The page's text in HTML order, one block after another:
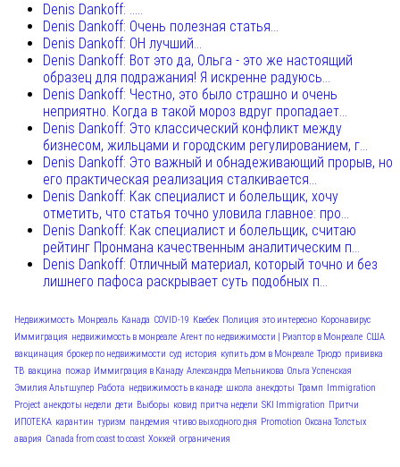
Denis Dankoff: .....
Denis Dankoff: Очень полезная статья...
Denis Dankoff: ОН лучший...
Denis Dankoff: Вот это да, Ольга - это же настоящий
образец для подражания! Я искренне радуюсь...
Denis Dankoff: Честно, это было страшно и очень
неприятно. Когда в такой мороз вдруг пропадает...
Denis Dankoff: Это классический конфликт между
бизнесом, жильцами и городским регулированием, г...
Denis Dankoff: Это важный и обнадеживающий прорыв, но
его практическая реализация сталкивается...
Denis Dankoff: Как специалист и болельщик, хочу
отметить, что статья точно уловила главное: про...
Denis Dankoff: Как специалист и болельщик, считаю
рейтинг Пронмана качественным аналитическим п...
Denis Dankoff: Отличный материал, который точно и без
лишнего пафоса раскрывает суть подобных п...
Недвижимость Монреаль Канада COVID-19 Квебек Полиция это интересно Коронавирус
Иммиграция недвижимость в монреале Агент по недвижимости | Риэлтор в Монреале США
вакцинация брокер по недвижимости суд история купить дом в Монреале Трюдо прививка
ТВ вакцина пожар Иммиграция в Канаду Александра Мельникова Ольга Успенская
Эмилия Альтшулер Работа недвижимость в канаде школа анекдоты Трамп
Immigration
Project анекдоты недели дети Выборы ковид притча недели SKI Immigration Притчи
ИПОТЕКА карантин туризм пандемия чтиво выходного дня Promotion Оксана Толстых
авария Canada from coast to coast Хоккей ограничения